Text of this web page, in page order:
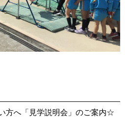
方へ「見学説明会」のご案内☆